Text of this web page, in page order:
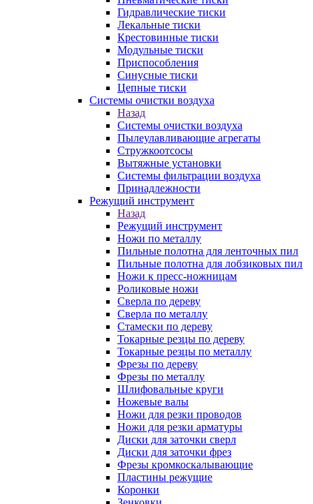
Гидравлические тиски
Лекальные тиски
Крестовинные тиски
Модульные тиски
Приспособления
Синусные тиски
Цепные тиски
Системы очистки воздуха
Назад
Системы очистки воздуха
Пылеулавливающие агрегаты
Стружкоотсосы
Вытяжные установки
Системы фильтрации воздуха
Принадлежности
Режущий инструмент
Назад
Режущий инструмент
Ножи по металлу
Пильные полотна для ленточных пил
Пильные полотна для лобзиковых пил
Ножи к пресс-ножницам
Роликовые ножи
Сверла по дереву
Сверла по металлу
Стамески по дереву
Токарные резцы по дереву
Токарные резцы по металлу
Фрезы по дереву
Фрезы по металлу
Шлифовальные круги
Ножевые валы
Ножи для резки проводов
Ножи для резки арматуры
Диски для заточки сверл
Диски для заточки фрез
Фрезы кромкоскалывающие
Пластины режущие
Коронки